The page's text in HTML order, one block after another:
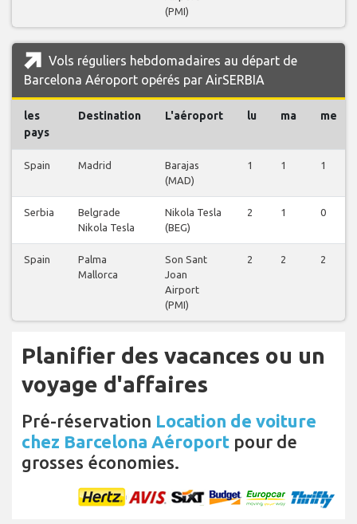
(PMI)
Vols réguliers hebdomadaires au départ de
Barcelona Aéroport opérés par AirSERBIA
les
pays
Destination L'aéroport lu ma me
Spain Madrid
Barajas
(MAD)
1 1 1
Serbia
Belgrade
Nikola Tesla
Nikola Tesla
(BEG)
2 1 0
Spain
Palma
Mallorca
Son Sant
Joan
Airport
(PMI)
2 2 2
Planifier des vacances ou un
voyage d'affaires
Pré-réservation Location de voiture
chez Barcelona Aéroport pour de
grosses économies.